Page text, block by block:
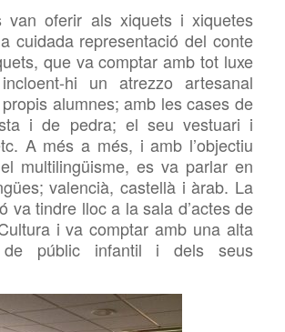
van oferir als xiquets i xiquetes
cuidada representació del conte
que va comptar amb tot luxe
hi un atrezzo artesanal
alumnes; amb les cases de
i de pedra; el seu vestuari i
A més a més, i amb l’objectiu
multilingüisme, es va parlar en
valencià, castellà i àrab. La
va tindre lloc a la sala d’actes de
i va comptar amb una alta
de públic infantil i dels seus